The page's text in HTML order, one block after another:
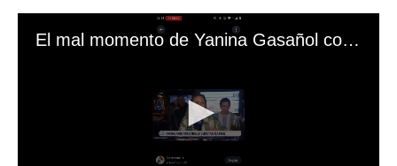
El mal momento de Yanina Gasañol con un hincha argentino en "Subrayado"